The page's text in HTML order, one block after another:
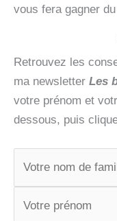
vous fera gagner
Retrouvez les
ma newsletter Les
votre prénom et
dessous, puis